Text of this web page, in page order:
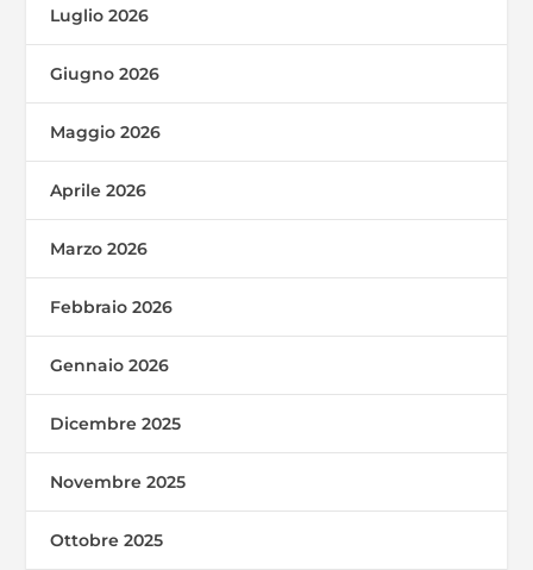
Luglio 2026
Giugno 2026
Maggio 2026
Aprile 2026
Marzo 2026
Febbraio 2026
Gennaio 2026
Dicembre 2025
Novembre 2025
Ottobre 2025